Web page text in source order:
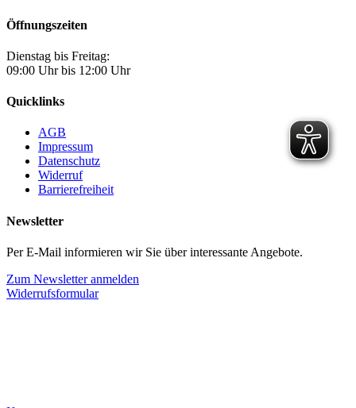
Öffnungszeiten
Dienstag bis Freitag:
09:00 Uhr bis 12:00 Uhr
Quicklinks
AGB
Impressum
Datenschutz
Widerruf
Barrierefreiheit
Newsletter
Per E-Mail informieren wir Sie über interessante Angebote.
Zum Newsletter anmelden
Widerrufsformular